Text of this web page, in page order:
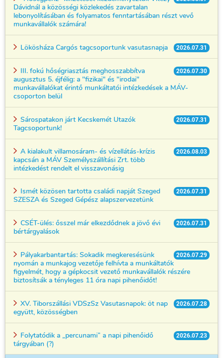
Dávidnál a közösségi közlekedés zavartalan
lebonyolításában és folyamatos fenntartásában részt vevő
munkavállalók számára!
2026.07.31
Lökösháza Cargós tagcsoportunk vasutasnapja
2026.07.30
III. fokú hőségriasztás meghosszabbítva
augusztus 5. éjfélig: a "fizikai" és "irodai"
munkavállalókat érintő munkáltatói intézkedések a MÁV-
csoporton belül
2026.07.31
Sárospatakon járt Kecskemét Utazók
Tagcsoportunk!
2026.08.03
A kialakult villamosáram- és vízellátás-krízis
kapcsán a MÁV Személyszállítási Zrt. több
intézkedést rendelt el visszavonásig
2026.07.31
Ismét közösen tartotta családi napját Szeged
SZESZA és Szeged Gépész alapszervezetünk
2026.07.31
CSÉT-ülés: ősszel már elkezdődnek a jövő évi
bértárgyalások
2026.07.29
Pályakarbantartás: Sokadik megkeresésünk
nyomán a munkajog vezetője felhívta a munkáltatók
figyelmét, hogy a gépkocsit vezető munkavállalók részére
biztosítsák a tényleges 11 óra napi pihenőidőt!
2026.07.28
XV. Tiborszállási VDSzSz Vasutasnapok: öt nap
együtt, közösségben
2026.07.23
Folytatódik a „percunami” a napi pihenőidő
tárgyában (?)